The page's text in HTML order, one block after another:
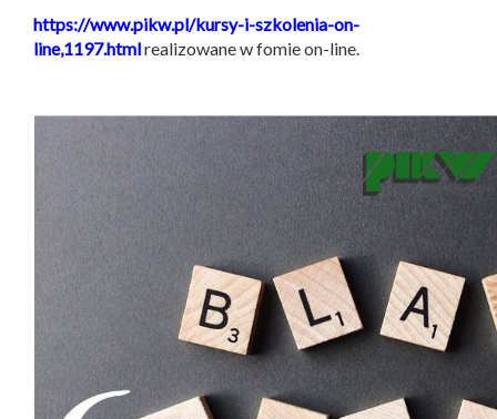
https://www.pikw.pl/kursy-i-szkolenia-on-
line,1197.htmlrealizowane w fomie on-line.